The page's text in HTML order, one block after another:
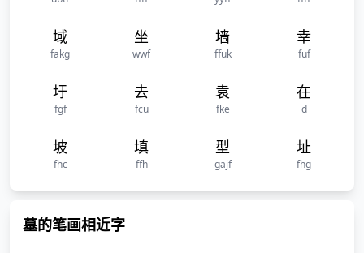
域
fakg
坐
wwf
墙
ffuk
幸
fuf
圩
fgf
去
fcu
袁
fke
在
d
坡
fhc
填
ffh
型
gajf
址
fhg
墓的笔画相近字